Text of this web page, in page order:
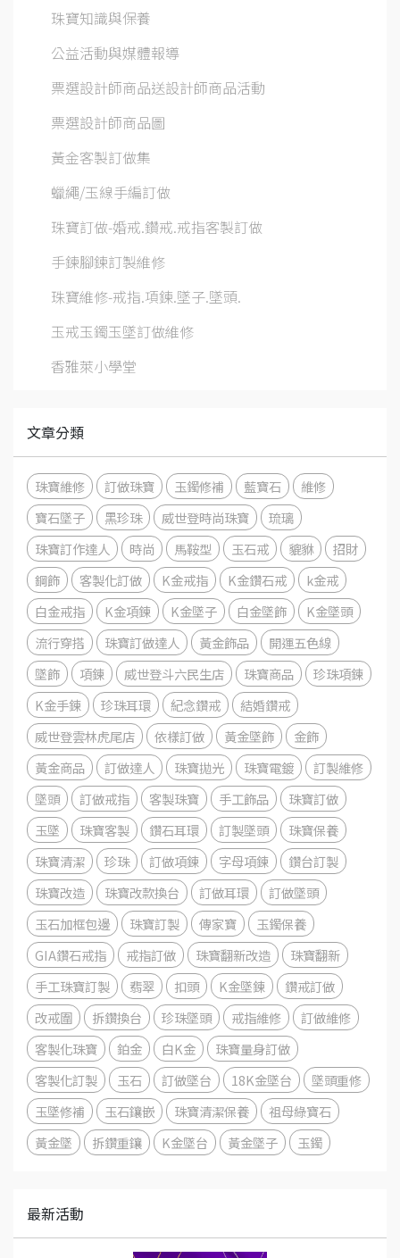
珠寶知識與保養
公益活動與媒體報導
票選設計師商品送設計師商品活動
票選設計師商品圖
黃金客製訂做集
蠟繩/玉線手編訂做
珠寶訂做-婚戒.鑽戒.戒指客製訂做
手鍊腳鍊訂製維修
珠寶維修-戒指.項鍊.墜子.墜頭.
玉戒玉鐲玉墜訂做維修
香雅萊小學堂
文章分類
珠寶維修 訂做珠寶 玉鐲修補 藍寶石
維修
寶石墜子
黑珍珠 威世登時尚珠寶
琉璃
珠寶訂作達人
時尚 馬鞍型 玉石戒 貔貅
招財
鋼飾
客製化訂做 K金戒指 K金鑽石戒
k金戒
白金戒指
K金項鍊 K金墜子 白金墜飾
K金墜頭
流行穿搭
珠寶訂做達人 黃金飾品
開運五色線
墜飾
項鍊 威世登斗六民生店 珠寶商品
珍珠項鍊
K金手鍊
珍珠耳環 紀念鑽戒
結婚鑽戒
威世登雲林虎尾店
依樣訂做 黃金墜飾
金飾
黃金商品
訂做達人 珠寶拋光 珠寶電鍍
訂製維修
墜頭
訂做戒指 客製珠寶 手工飾品
珠寶訂做
玉墜
珠寶客製 鑽石耳環 訂製墜頭
珠寶保養
珠寶清潔
珍珠 訂做項鍊 字母項鍊
鑽台訂製
珠寶改造
珠寶改款換台 訂做耳環
訂做墜頭
玉石加框包邊
珠寶訂製 傳家寶
玉鐲保養
GIA鑽石戒指
戒指訂做 珠寶翻新改造
珠寶翻新
手工珠寶訂製
翡翠 扣頭 K金墜鍊
鑽戒訂做
改戒圍
拆鑽換台 珍珠墜頭 戒指維修
訂做維修
客製化珠寶
鉑金 白K金
珠寶量身訂做
客製化訂製
玉石 訂做墜台 18K金墜台
墜頭重修
玉墜修補
玉石鑲嵌 珠寶清潔保養
祖母綠寶石
黃金墜
拆鑽重鑲 K金墜台 黃金墜子 玉鐲
最新活動